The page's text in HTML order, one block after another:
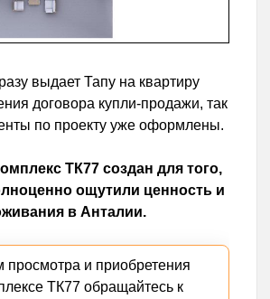
выдает Тапу на квартиру
договора купли-продажи, так
по проекту уже оформлены.
ТК77 создан для того,
ощутили ценность и
в Анталии.
просмотра и приобретения
ТК77 обращайтесь к